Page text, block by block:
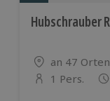
Hubschrauber
Standort
an 47 Orten
Anzahl der
1 Pers.